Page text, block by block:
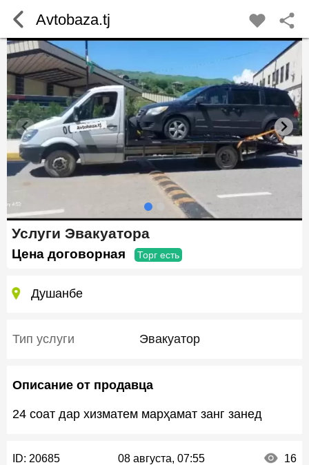
Услуги Эвакуатора
Цена договорная Торг есть
Душанбе
Тип услуги Эвакуатор
Описание от продавца
24 соат дар хизматем марҳамат занг занед
ID: 20685 08 августа, 07:55 16
Avtobaza.tj